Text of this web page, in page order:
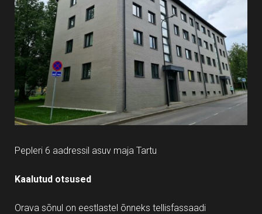
Pepleri 6 aadressil asuv maja Tartu
Kaalutud otsused
Orava sõnul on eestlastel õnneks tellisfassaadi